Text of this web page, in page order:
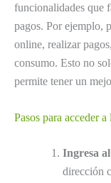
funcionalidades que
pagos. Por ejemplo,
online, realizar
consumo. Esto no
permite tener un
Pasos para acceder
Ingresa
dirección